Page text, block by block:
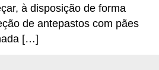
à disposição de forma
de antepastos com pães
[…]